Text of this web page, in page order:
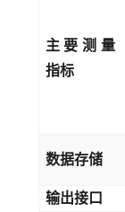
主要测量
指标
数据存储
输出接口